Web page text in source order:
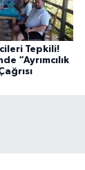
Tepkili!
“Ayrımcılık